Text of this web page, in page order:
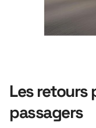
Les retours
passagers